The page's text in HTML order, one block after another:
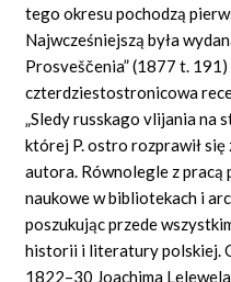
tego okresu pochodzą
Najwcześniejszą była
Prosveščenia” (1877 t.
czterdziestostronicowa
„Sledy russkago vlijania na
której P. ostro rozprawił
autora. Równolegle z pracą
naukowe w bibliotekach i
poszukując przede
historii i literatury polskiej.
1822–30 Joachima